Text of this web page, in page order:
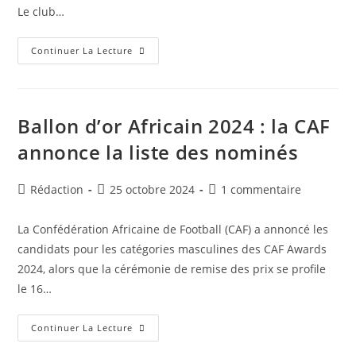
Le club…
Continuer La Lecture Ligue
Des
CAF
Inflige
MCA
Une
De
Deux
Public
Ballon d’or Africain 2024 : la CAF
annonce la liste des nominés
Auteur/autrice
la
publication :
Rédaction
Publication
25 octobre 2024
Commentaires
la
publication :
1 commentaire
La Confédération Africaine de Football (CAF) a annoncé les
candidats pour les catégories masculines des CAF Awards
2024, alors que la cérémonie de remise des prix se profile
le 16…
Continuer La Lecture Ballon
D’or